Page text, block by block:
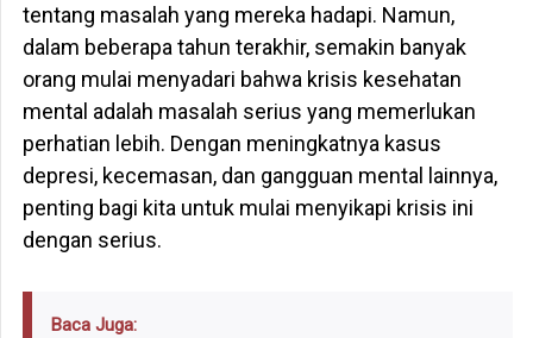
tentang masalah yang mereka hadapi. Namun,
dalam beberapa tahun terakhir, semakin banyak
orang mulai menyadari bahwa krisis kesehatan
mental adalah masalah serius yang memerlukan
perhatian lebih. Dengan meningkatnya kasus
depresi, kecemasan, dan gangguan mental lainnya,
penting bagi kita untuk mulai menyikapi krisis ini
dengan serius.
Baca Juga: